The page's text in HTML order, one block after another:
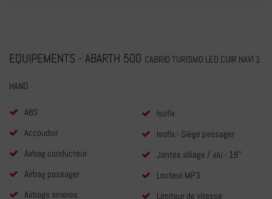
EQUIPEMENTS - ABARTH 500 CABRIO TURISMO LED CUIR NAVI 1
HAND
ABS
Accoudoir
Airbag conducteur
Airbag passager
Airbags arrières
Isofix
Isofix - Siège passager
Jantes alliage / alu - 18"
Lecteur MP3
Limiteur de vitesse